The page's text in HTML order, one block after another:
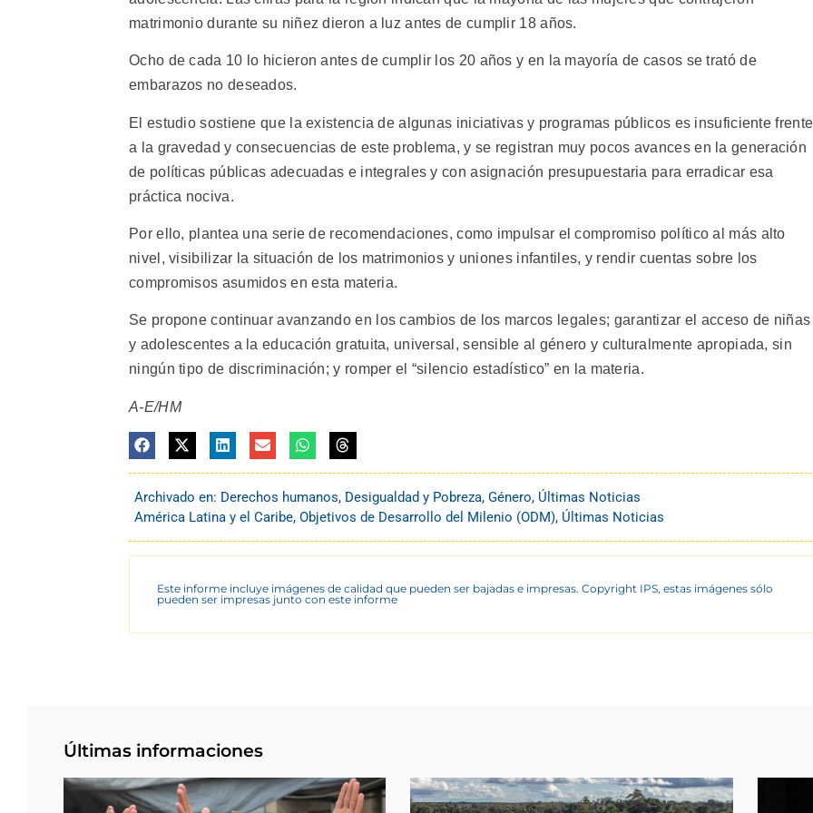
matrimonio durante su niñez dieron a luz antes de cumplir 18 años.
Ocho de cada 10 lo hicieron antes de cumplir los 20 años y en la mayoría de casos se trató de
embarazos no deseados.
El estudio sostiene que la existencia de algunas iniciativas y programas públicos es insuficiente frente
a la gravedad y consecuencias de este problema, y se registran muy pocos avances en la generación
de políticas públicas adecuadas e integrales y con asignación presupuestaria para erradicar esa
práctica nociva.
Por ello, plantea una serie de recomendaciones, como impulsar el compromiso político al más alto
nivel, visibilizar la situación de los matrimonios y uniones infantiles, y rendir cuentas sobre los
compromisos asumidos en esta materia.
Se propone continuar avanzando en los cambios de los marcos legales; garantizar el acceso de niñas
y adolescentes a la educación gratuita, universal, sensible al género y culturalmente apropiada, sin
ningún tipo de discriminación; y romper el “silencio estadístico” en la materia.
A-E/HM
Archivado en: Derechos humanos, Desigualdad y Pobreza, Género, Últimas Noticias
América Latina y el Caribe, Objetivos de Desarrollo del Milenio (ODM), Últimas Noticias
Este informe incluye imágenes de calidad que pueden ser bajadas e impresas. Copyright IPS, estas imágenes sólo
pueden ser impresas junto con este informe
Últimas informaciones